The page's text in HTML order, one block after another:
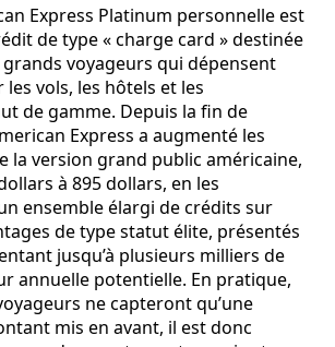
Express Platinum personnelle est
de type « charge card » destinée
voyageurs qui dépensent
vols, les hôtels et les
de gamme. Depuis la fin de
Express a augmenté les
la version grand public américaine,
à 895 dollars, en les
ensemble élargi de crédits sur
de type statut élite, présentés
jusqu’à plusieurs milliers de
annuelle potentielle. En pratique,
ne capteront qu’une
mis en avant, il est donc